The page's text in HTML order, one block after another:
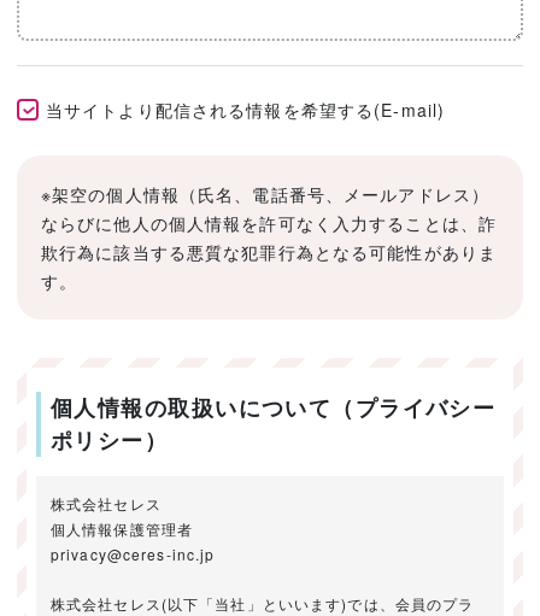
当サイトより配信される情報を希望する(E-mail)
※架空の個人情報（氏名、電話番号、メールアドレス）
ならびに他人の個人情報を許可なく入力することは、詐
欺行為に該当する悪質な犯罪行為となる可能性がありま
す。
個人情報の取扱いについて（プライバシー
ポリシー）
株式会社セレス
個人情報保護管理者
privacy@ceres-inc.jp
株式会社セレス(以下「当社」といいます)では、会員のプラ